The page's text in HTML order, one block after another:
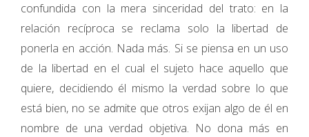
confundida con la mera sinceridad del trato: en la
relación recíproca se reclama solo la libertad de
ponerla en acción. Nada más. Si se piensa en un uso
de la libertad en el cual el sujeto hace aquello que
quiere, decidiendo él mismo la verdad sobre lo que
está bien, no se admite que otros exijan algo de él en
nombre de una verdad objetiva. No dona más en